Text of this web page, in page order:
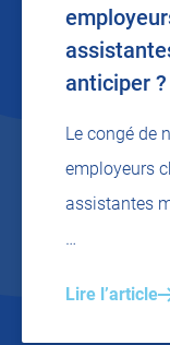
anticiper ?
Le congé de
employeurs
assistantes
…
Lire l’article